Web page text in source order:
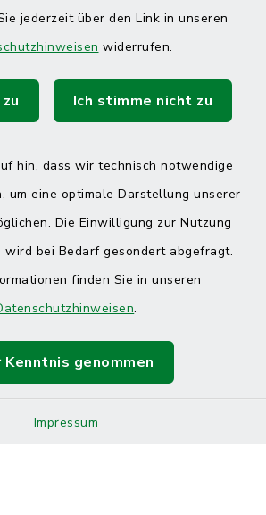
jederzeit über den Link in unseren
widerrufen.
Ich stimme nicht zu
hin, dass wir technisch notwendige
um eine optimale Darstellung unserer
Die Einwilligung zur Nutzung
bei Bedarf gesondert abgefragt.
finden Sie in unseren
.
Kenntnis genommen
Impressum
Barrierefreiheit
Sitemap